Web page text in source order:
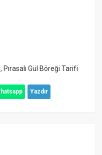
, Pırasalı Gül Böreği Tarifi
Yazdır